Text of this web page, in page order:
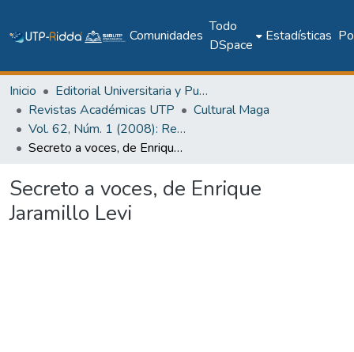
Comunidades
Todo
DSpace
Estadísticas
Inicio
Editorial Universitaria y Publicaciones Seriadas
Revistas Académicas UTP
Cultural Maga
Vol. 62, Núm. 1 (2008): Revista Maga
Secreto a voces, de Enrique Jaramillo Levi
Secreto a voces, de Enrique
Jaramillo Levi